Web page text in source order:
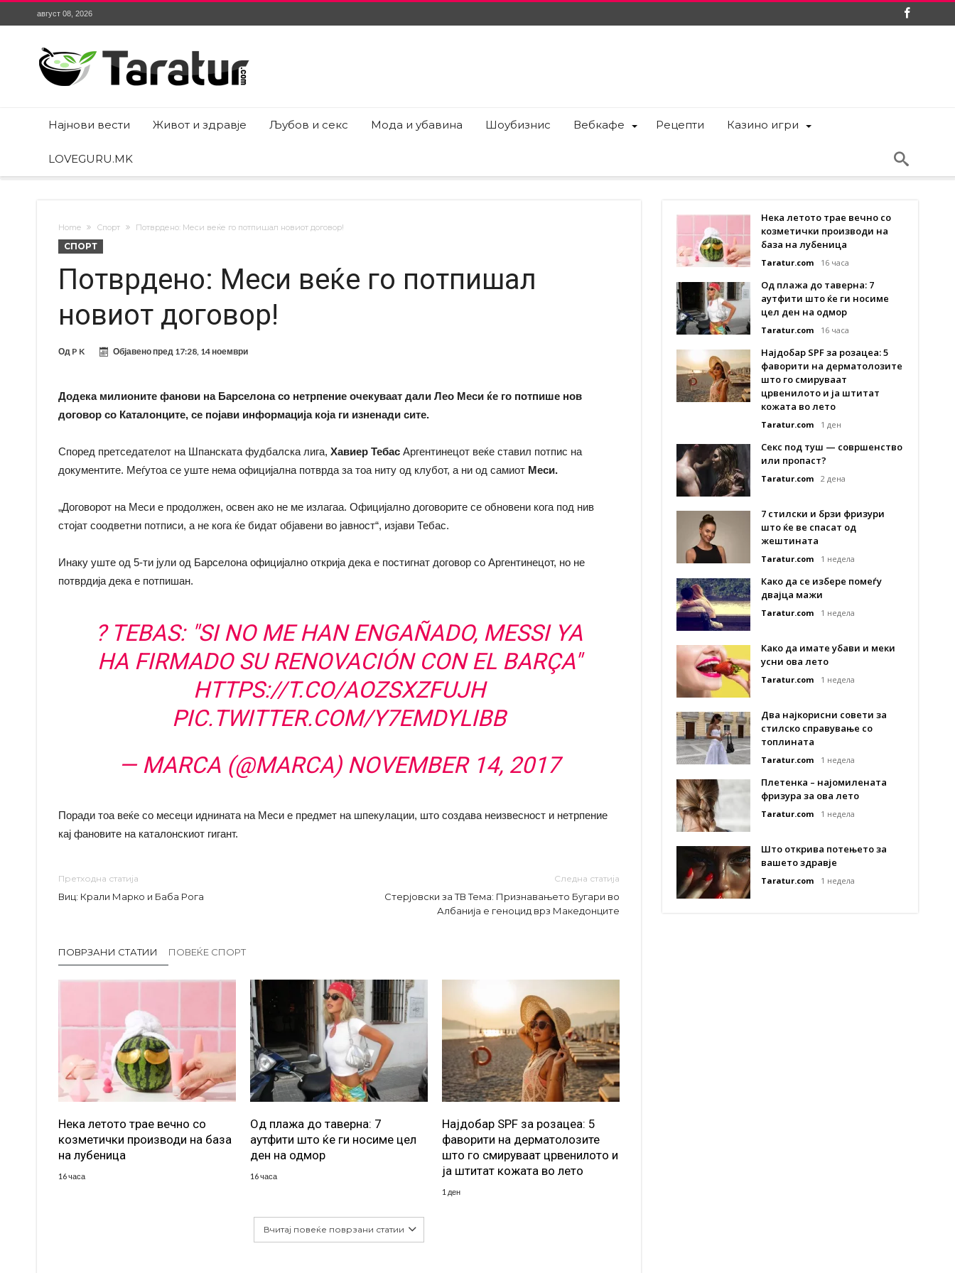
август 08, 2026
Најнови вести Живот и здравје Љубов и секс Мода и убавина Шоубизнис Вебкафе Рецепти Казино игри
LOVEGURU.MK
Home Спорт Потврдено: Меси веќе го потпишал новиот договор!
СПОРТ
Потврдено: Меси веќе го потпишал
новиот договор!
Од P K Објавено пред 17:28, 14 ноември
Додека милионите фанови на Барселона со нетрпение очекуваат дали Лео Меси ќе го потпише нов
договор со Каталонците, се појави информација која ги изненади сите.
Според претседателот на Шпанската фудбалска лига, Хавиер Тебас Аргентинецот веќе ставил потпис на
документите. Меѓутоа се уште нема официјална потврда за тоа ниту од клубот, а ни од самиот Меси.
„Договорот на Меси е продолжен, освен ако не ме излагаа. Официјално договорите се обновени кога под нив
стојат соодветни потписи, а не кога ќе бидат објавени во јавност“, изјави Тебас.
Инаку уште од 5-ти јули од Барселона официјално открија дека е постигнат договор со Аргентинецот, но не
потврдија дека е потпишан.
? TEBAS: "SI NO ME HAN ENGAÑADO, MESSI YA
HA FIRMADO SU RENOVACIÓN CON EL BARÇA"
HTTPS://T.CO/AOZSXZFUJH
PIC.TWITTER.COM/Y7EMDYLIBB
— MARCA (@MARCA) NOVEMBER 14, 2017
Поради тоа веќе со месеци иднината на Меси е предмет на шпекулации, што создава неизвесност и нетрпение
кај фановите на каталонскиот гигант.
Претходна статија
Виц: Крали Марко и Баба Рога
Следна статија
Стерјовски за ТВ Тема: Признавањето Бугари во
Албанија е геноцид врз Македонците
ПОВРЗАНИ СТАТИИ ПОВЕЌЕ СПОРТ
Нека летото трае вечно со
козметички производи на база
на лубеница
16 часа
Од плажа до таверна: 7
аутфити што ќе ги носиме цел
ден на одмор
16 часа
Најдобар SPF за розацеа: 5
фаворити на дерматолозите
што го смируваат црвенилото и
ја штитат кожата во лето
1 ден
Вчитај повеќе поврзани статии
Нека летото трае вечно со
козметички производи на
база на лубеница
Taratur.com 16 часа
Од плажа до таверна: 7
аутфити што ќе ги носиме
цел ден на одмор
Taratur.com 16 часа
Најдобар SPF за розацеа: 5
фаворити на дерматолозите
што го смируваат
црвенилото и ја штитат
кожата во лето
Taratur.com 1 ден
Секс под туш — совршенство
или пропаст?
Taratur.com 2 дена
7 стилски и брзи фризури
што ќе ве спасат од
жештината
Taratur.com 1 недела
Како да се избере помеѓу
двајца мажи
Taratur.com 1 недела
Како да имате убави и меки
усни ова лето
Taratur.com 1 недела
Два најкорисни совети за
стилско справување со
топлината
Taratur.com 1 недела
Плетенка – најомилената
фризура за ова лето
Taratur.com 1 недела
Што открива потењето за
вашето здравје
Taratur.com 1 недела